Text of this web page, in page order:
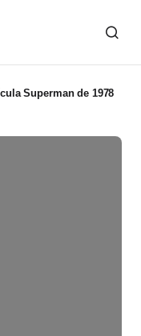
Superman de 1978